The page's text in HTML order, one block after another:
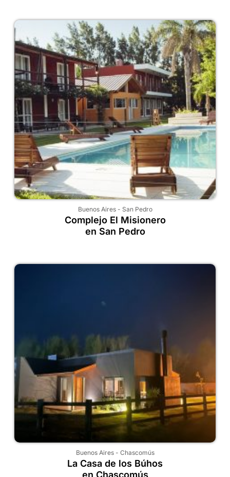
Buenos Aires- San Pedro
Complejo El Misionero
en San Pedro
Buenos Aires- Chascomús
La Casa de los Búhos